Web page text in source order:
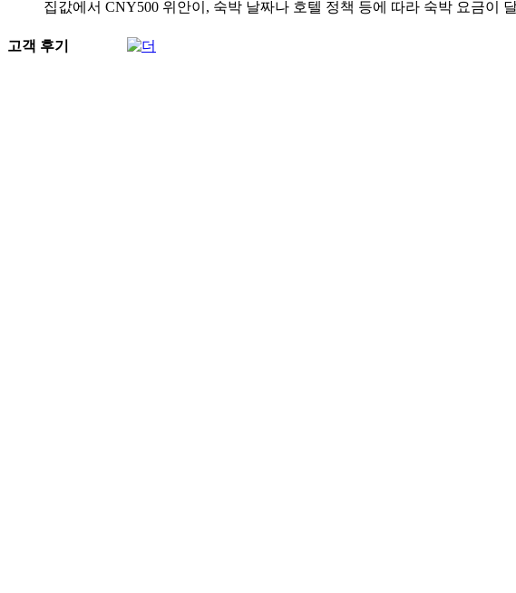
집값에서 CNY500 위안이, 숙박 날짜나 호텔 정책 등에 따라 숙박 요금이
고객 후기